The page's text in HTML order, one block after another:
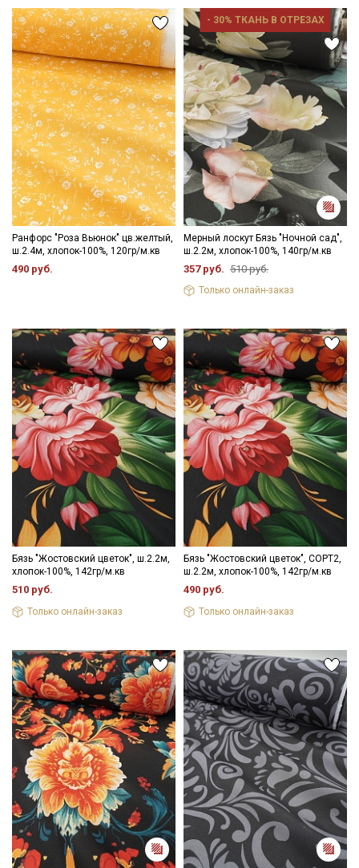
Ранфорс "Роза Вьюнок" цв.желтый,
ш.2.4м, хлопок-100%, 120гр/м.кв
490 руб.
- 30% ТКАНЬ В ОТРЕЗАХ
Мерный лоскут Бязь "Ночной сад",
ш.2.2м, хлопок-100%, 140гр/м.кв
357 руб. 510 руб.
Только онлайн-заказ
Бязь "Жостовский цветок", ш.2.2м,
хлопок-100%, 142гр/м.кв
510 руб.
Только онлайн-заказ
Бязь "Жостовский цветок", СОРТ2,
ш.2.2м, хлопок-100%, 142гр/м.кв
490 руб.
Только онлайн-заказ
данныхи даюСогласие на обработку персональных
данных
ДаюСогласие на получение рекламных и
информационных рассылок